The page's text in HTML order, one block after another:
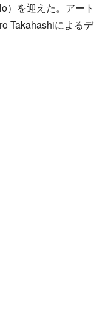
）を迎えた。アート
Takahashiによるデ